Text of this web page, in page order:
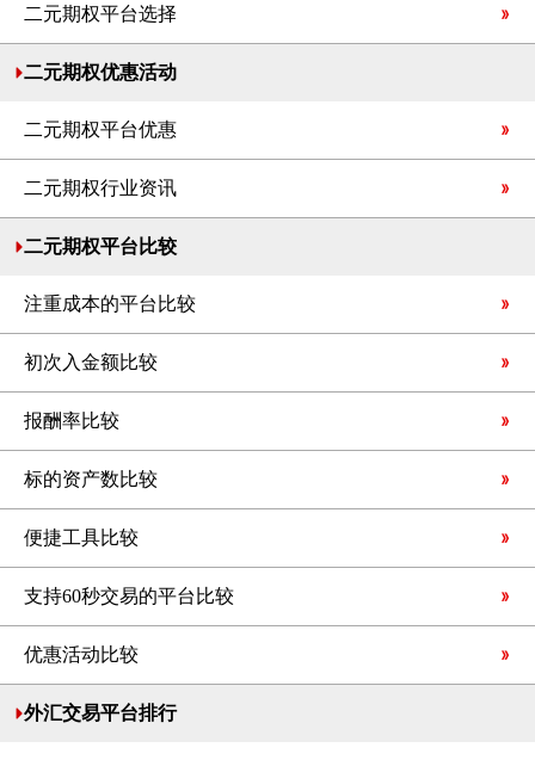
二元期权平台选择
二元期权优惠活动
二元期权平台优惠
二元期权行业资讯
二元期权平台比较
注重成本的平台比较
初次入金额比较
报酬率比较
标的资产数比较
便捷工具比较
支持60秒交易的平台比较
优惠活动比较
外汇交易平台排行